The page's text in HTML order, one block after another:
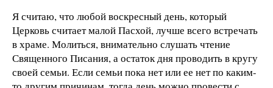
Я считаю, что любой воскресный день, который
Церковь считает малой Пасхой, лучше всего встречать
в храме. Молиться, внимательно слушать чтение
Священного Писания, а остаток дня проводить в кругу
своей семьи. Если семьи пока нет или ее нет по каким-